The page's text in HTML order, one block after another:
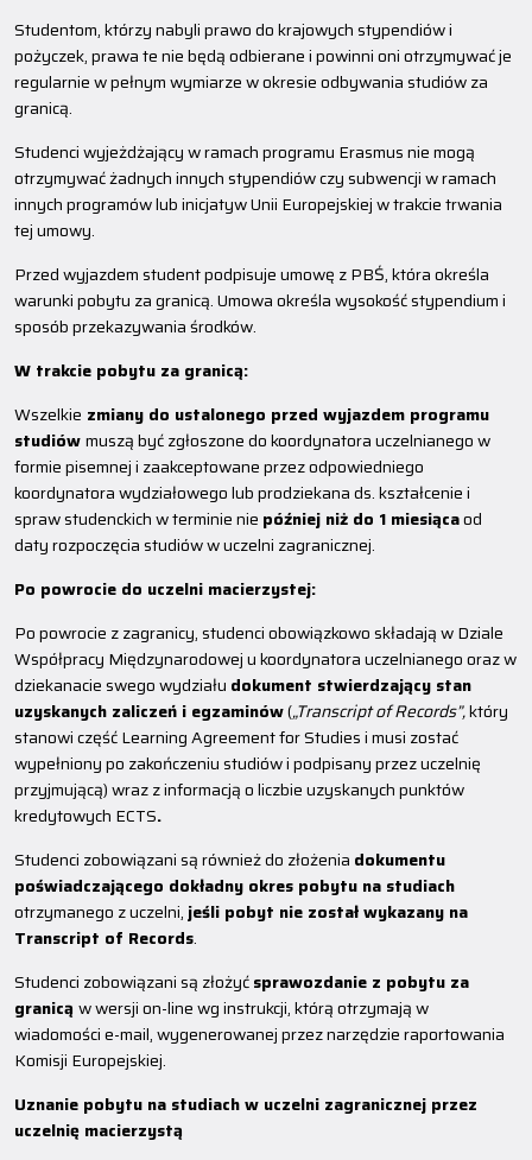
Studentom, którzy nabyli prawo do krajowych stypendiów i
pożyczek, prawa te nie będą odbierane i powinni oni otrzymywać je
regularnie w pełnym wymiarze w okresie odbywania studiów za
granicą.
Studenci wyjeżdżający w ramach programu Erasmus nie mogą
otrzymywać żadnych innych stypendiów czy subwencji w ramach
innych programów lub inicjatyw Unii Europejskiej w trakcie trwania
tej umowy.
Przed wyjazdem student podpisuje umowę z PBŚ, która określa
warunki pobytu za granicą. Umowa określa wysokość stypendium i
sposób przekazywania środków.
W trakcie pobytu za granicą:
Wszelkie zmiany do ustalonego przed wyjazdem programu
studiówmuszą być zgłoszone do koordynatora uczelnianego w
formie pisemnej i zaakceptowane przez odpowiedniego
koordynatora wydziałowego lub prodziekana ds. kształcenie i
spraw studenckich w terminie nie później niż do 1 miesiącaod
daty rozpoczęcia studiów w uczelni zagranicznej.
Po powrocie do uczelni macierzystej:
Po powrocie z zagranicy, studenci obowiązkowo składają w Dziale
Współpracy Międzynarodowej u koordynatora uczelnianego oraz w
dziekanacie swego wydziału dokument stwierdzający stan
uzyskanych zaliczeń i egzaminów(„Transcript of Records”,który
stanowi część Learning Agreement for Studies i musi zostać
wypełniony po zakończeniu studiów i podpisany przez uczelnię
przyjmującą) wraz z informacją o liczbie uzyskanych punktów
kredytowych ECTS.
Studenci zobowiązani są również do złożenia dokumentu
poświadczającego dokładny okres pobytu na studiach
otrzymanego z uczelni, jeśli pobyt nie został wykazany na
Transcript of Records.
Studenci zobowiązani są złożyćsprawozdanie z pobytu za
granicą w wersji on-line wg instrukcji, którą otrzymają w
wiadomości e-mail, wygenerowanej przez narzędzie raportowania
Komisji Europejskiej.
Uznanie pobytu na studiach w uczelni zagranicznej przez
uczelnię macierzystą